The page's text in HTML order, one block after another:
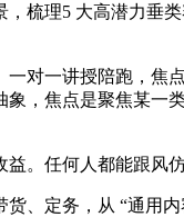
梳理5 大高潜力垂
对一讲授陪跑，焦
，焦点是聚焦某一
。任何人都能跟风仿
定务，从 “通用内